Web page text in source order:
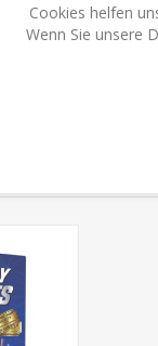
Cookies helfen
Wenn Sie unsere